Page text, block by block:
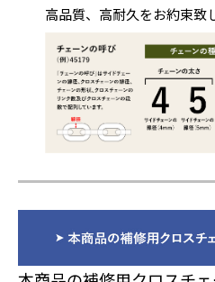
高品質、高耐久をお約束致